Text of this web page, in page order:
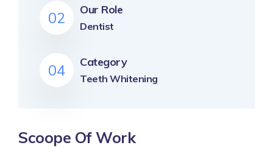
02 Our Role
Dentist
04 Category
Teeth Whitening
Scoope Of Work